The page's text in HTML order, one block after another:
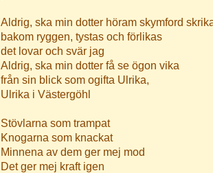
Aldrig, ska min dotter höram skymford
bakom ryggen, tystas och förlikas
det lovar och svär jag
Aldrig, ska min dotter få se ögon vika
från sin blick som ogifta Ulrika,
Ulrika i Västergöhl
Stövlarna som trampat
Knogarna som knackat
Minnena av dem ger mej mod
Det ger mej kraft igen